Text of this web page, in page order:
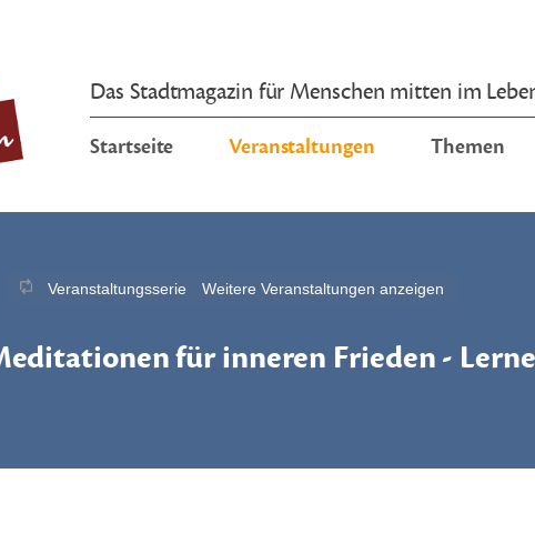
Das Stadtmagazin für Menschen mitten im
Startseite Veranstaltungen Themen
Veranstaltungsserie Weitere Veranstaltungen anzeigen
für inneren Frieden - Lerne